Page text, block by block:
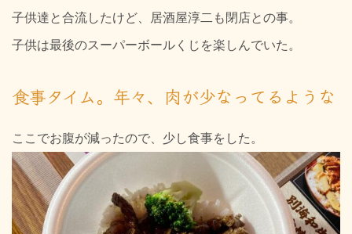
子供達と合流したけど、居酒屋淳二も閉店との事。
子供は最後のスーパーボールくじを楽しんでいた。
食事タイム。年々、肉が少なってるような
ここでお腹が減ったので、少し食事をした。